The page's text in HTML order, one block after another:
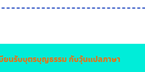
บียนรับบุตรบุญธรรม กับวุ้นแปลภาษา